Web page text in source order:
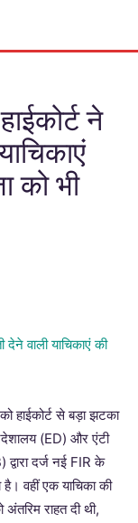
ने
को भी
हाईकोर्ट से बड़ा झटका
(ED) और एंटी
दर्ज नई FIR के
वहीं एक याचिका की
राहत दी थी,